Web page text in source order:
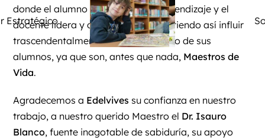
donde el alumno es el centro del aprendizaje y el
docente lidera y dirige el aula permitiendo así influir
trascendentalmente en el crecimiento de sus
alumnos, ya que son, antes que nada, Maestros de
Vida.
Agradecemos a Edelvives su confianza en nuestro
trabajo, a nuestro querido Maestro el Dr. Isauro
Blanco, fuente inagotable de sabiduría, su apoyo
Estratégico